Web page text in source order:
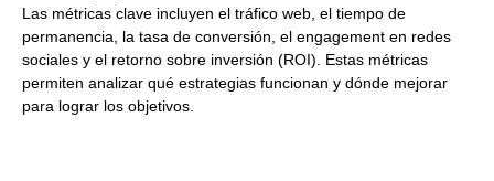
Las métricas clave incluyen el tráfico web, el tiempo de
permanencia, la tasa de conversión, el engagement en redes
sociales y el retorno sobre inversión (ROI). Estas métricas
permiten analizar qué estrategias funcionan y dónde mejorar
para lograr los objetivos.